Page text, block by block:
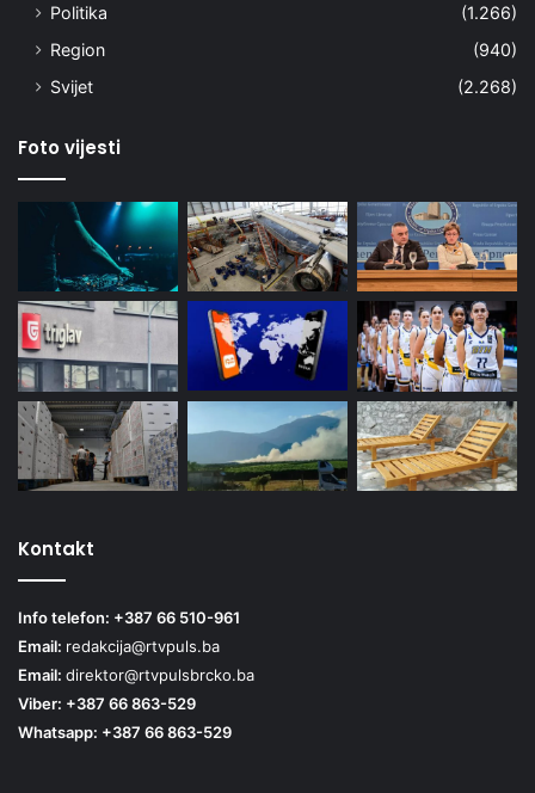
Politika
(1.266)
Region
(940)
Svijet
(2.268)
Foto vijesti
Kontakt
Info telefon: +387 66 510-961
Email: redakcija@rtvpuls.ba
Email: direktor@rtvpulsbrcko.ba
Viber: +387 66 863-529
Whatsapp: +387 66 863-529